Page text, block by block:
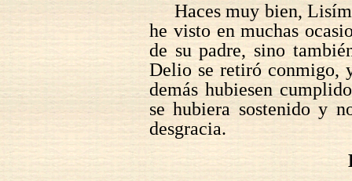
Haces muy bien,
he visto en muchas
de su padre, sino
Delio se retiró conmigo,
demás hubiesen
se hubiera sostenido y
desgracia.